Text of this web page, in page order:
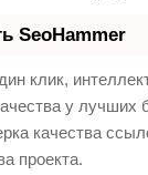
SeoHammer
клик,
у лучших
качества
проекта.